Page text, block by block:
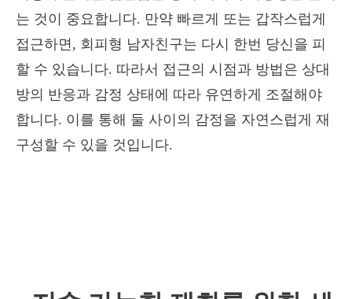
는 것이 중요합니다. 만약 빠르게 또는 갑작스럽게
접근하면, 회피형 남자친구는 다시 한번 당신을 피
할 수 있습니다. 따라서 접근의 시점과 방법은 상대
방의 반응과 감정 상태에 따라 유연하게 조절해야
합니다. 이를 통해 둘 사이의 감정을 자연스럽게 재
구성할 수 있을 것입니다.